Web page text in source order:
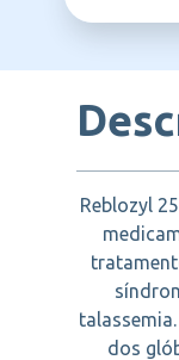
Reblozyl
dos